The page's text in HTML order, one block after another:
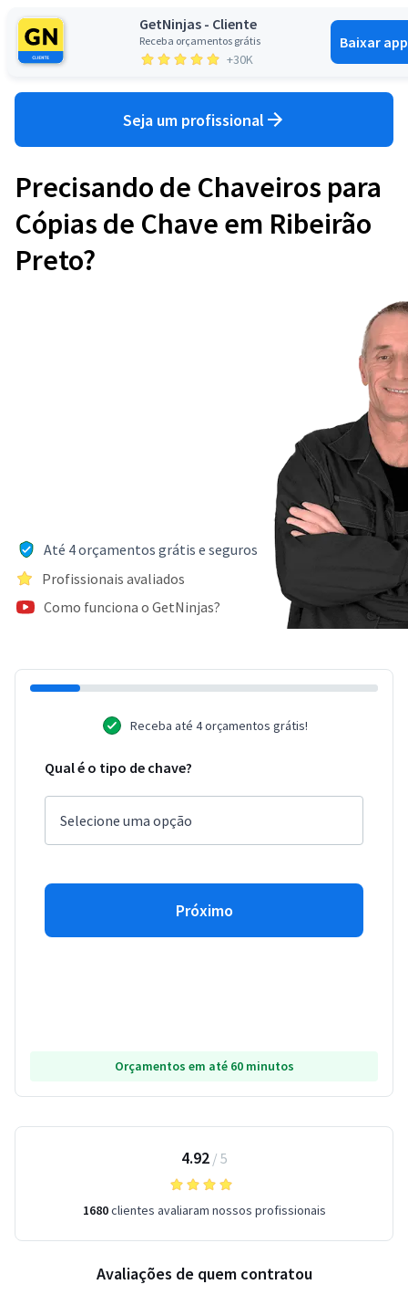
GetNinjas - Cliente
Receba orçamentos grátis
+30K
Baixar app
Seja um profissional
Precisando de Chaveiros para
Cópias de Chave em Ribeirão
Preto?
Até 4 orçamentos grátis e seguros
Profissionais avaliados
Como funciona o GetNinjas?
Receba até 4 orçamentos grátis!
Qual é o tipo de chave?
Próximo
Orçamentos em até 60 minutos
4.92/ 5
1680clientes avaliaram nossos profissionais
Avaliações de quem contratou